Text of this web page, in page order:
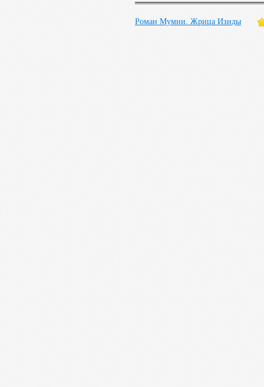
Роман Мумии. Жрица Изиды